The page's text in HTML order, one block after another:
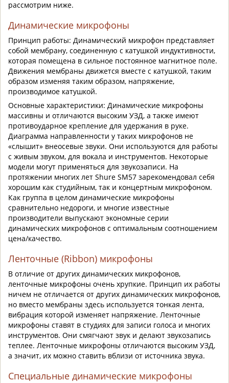
рассмотрим ниже.
Динамические микрофоны
Принцип работы: Динамический микрофон представляет
собой мембрану, соединенную с катушкой индуктивности,
которая помещена в сильное постоянное магнитное поле.
Движения мембраны движется вместе с катушкой, таким
образом изменяя таким образом, напряжение,
производимое катушкой.
Основные характеристики: Динамические микрофоны
массивны и отличаются высоким УЗД, а также имеют
противоударное крепление для удержания в руке.
Диаграмма направленности у таких микрофонов не
«слышит» внеосевые звуки. Они используются для работы
с живым звуком, для вокала и инструментов. Некоторые
модели могут применяться для звукозаписи. На
протяжении многих лет Shure SM57 зарекомендовал себя
хорошим как студийным, так и концертным микрофоном.
Как группа в целом динамические микрофоны
сравнительно недороги, и многие известные
производители выпускают экономные серии
динамических микрофонов с оптимальным соотношением
цена/качество.
Ленточные (Ribbon) микрофоны
В отличие от других динамических микрофонов,
ленточные микрофоны очень хрупкие. Принцип их работы
ничем не отличается от других динамических микрофонов,
но вместо мембраны здесь используется тонкая лента,
вибрация которой изменяет напряжение. Ленточные
микрофоны ставят в студиях для записи голоса и многих
инструментов. Они смягчают звук и делают звукозапись
теплее. Ленточные микрофоны отличаются высоким УЗД,
а значит, их можно ставить вблизи от источника звука.
Специальные динамические микрофоны